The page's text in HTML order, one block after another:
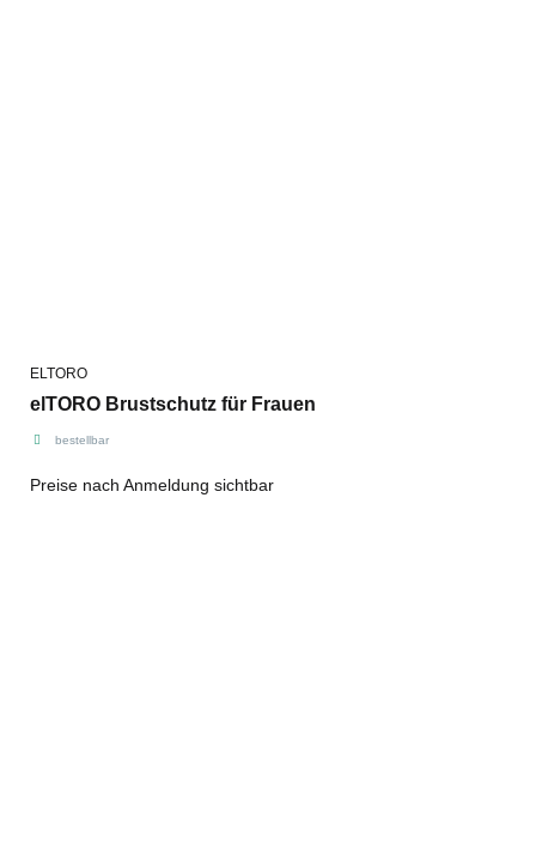
ELTORO
elTORO Brustschutz für Frauen
bestellbar
Preise nach Anmeldung sichtbar